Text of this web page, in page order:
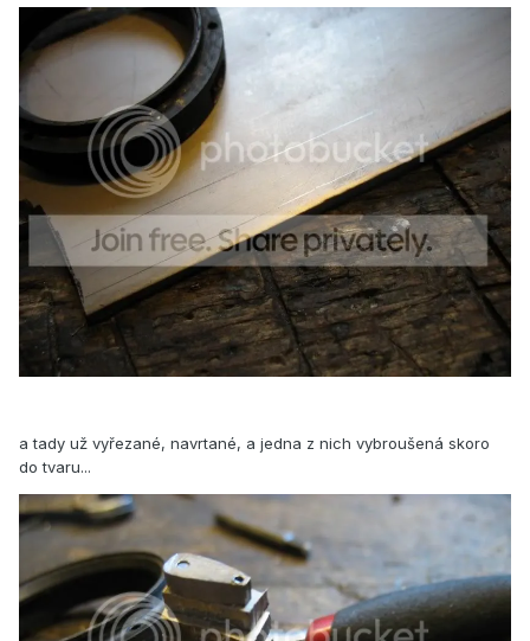
a tady už vyřezané, navrtané, a jedna z nich vybroušená skoro
do tvaru...